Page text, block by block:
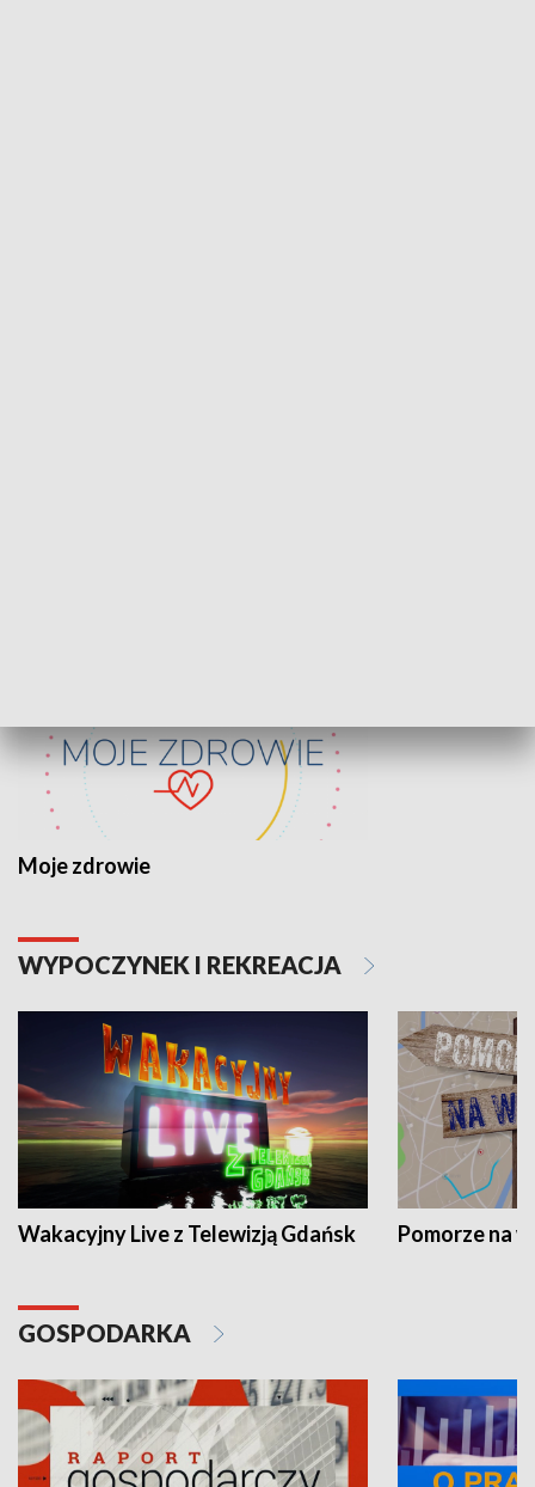
Moje zdrowie
WYPOCZYNEK I REKREACJA
Wakacyjny Live z Telewizją Gdańsk Pomorze na
GOSPODARKA